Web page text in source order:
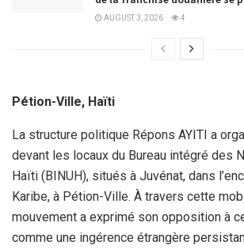
AUGUST 3, 2026 4
Pétion-Ville, Haïti
La structure politique Répons AYITI a
devant les locaux du Bureau intégré des
Haïti (BINUH), situés à Juvénat, dans
Karibe, à Pétion-Ville. À travers cette
mouvement a exprimé son opposition à
comme une ingérence étrangère